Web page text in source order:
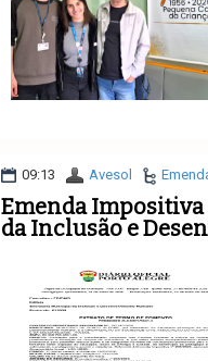
09:13 Avesol
Emenda
da Inclusão e